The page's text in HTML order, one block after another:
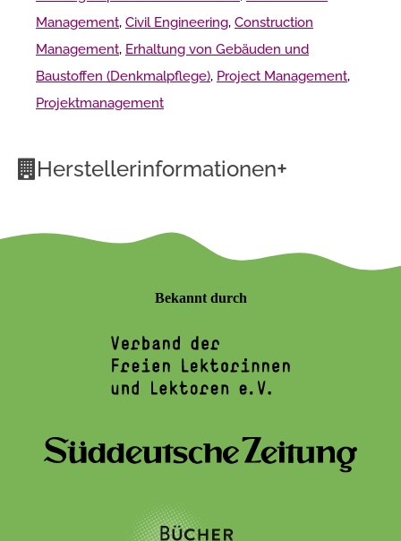
Management, Civil Engineering, Construction
Management, Erhaltung von Gebäuden und
Baustoffen (Denkmalpflege), Project Management,
Projektmanagement
Herstellerinformationen+
Bekannt durch